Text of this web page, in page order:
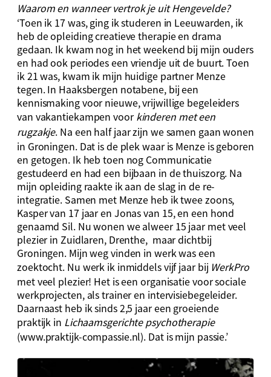
Waarom en wanneer vertrok je uit Hengevelde?
‘Toen ik 17 was, ging ik studeren in Leeuwarden, ik
heb de opleiding creatieve therapie en drama
gedaan. Ik kwam nog in het weekend bij mijn ouders
en had ook periodes een vriendje uit de buurt. Toen
ik 21 was, kwam ik mijn huidige partner Menze
tegen. In Haaksbergen notabene, bij een
kennismaking voor nieuwe, vrijwillige begeleiders
van vakantiekampen voorkinderen met een
rugzakje. Na een half jaar zijn we samen gaan wonen
in Groningen. Dat is de plek waar is Menze is geboren
en getogen. Ik heb toen nog Communicatie
gestudeerd en had een bijbaan in de thuiszorg. Na
mijn opleiding raakte ik aan de slag in de re-
integratie. Samen met Menze heb ik twee zoons,
Kasper van 17 jaar en Jonas van 15, en een hond
genaamd Sil. Nu wonen we alweer 15 jaar met veel
plezier in Zuidlaren, Drenthe, maar dichtbij
Groningen. Mijn weg vinden in werk was een
zoektocht. Nu werk ik inmiddels vijf jaar bij WerkPro
met veel plezier! Het is een organisatie voor sociale
werkprojecten, als trainer en intervisiebegeleider.
Daarnaast heb ik sinds 2,5 jaar een groeiende
praktijk in Lichaamsgerichte psychotherapie
(www.praktijk-compassie.nl). Dat is mijn passie.’